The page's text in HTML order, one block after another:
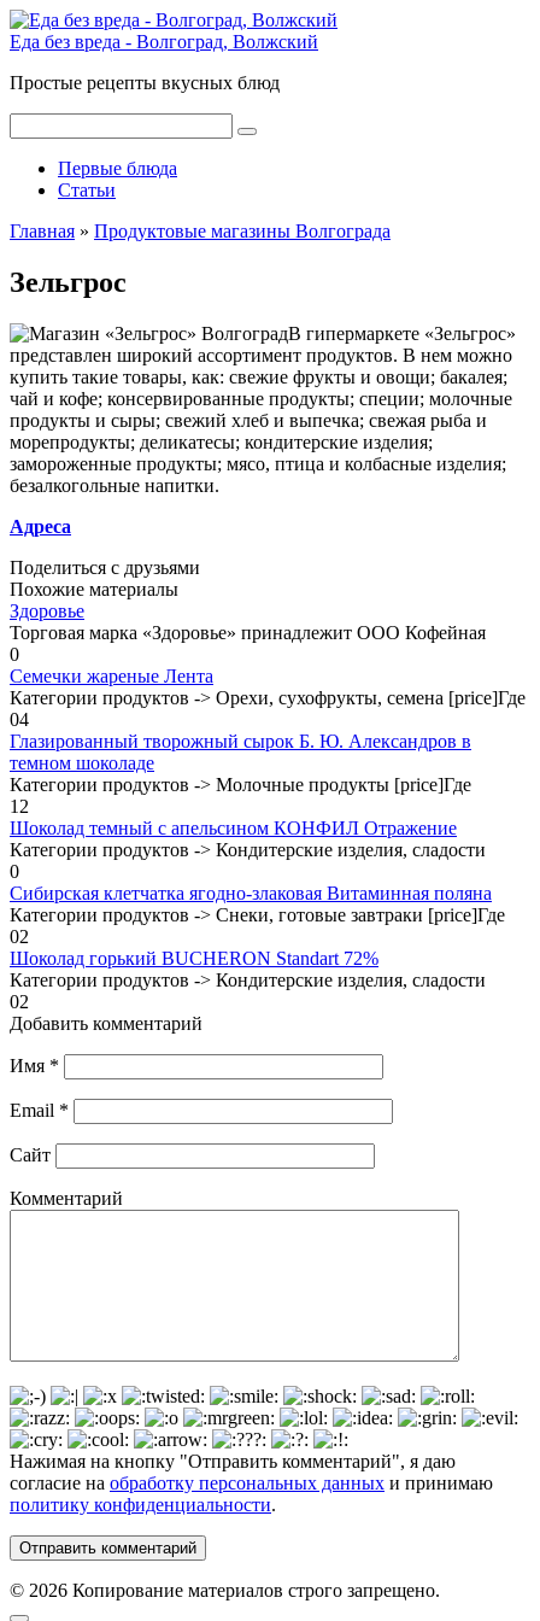
Перейти
к
Еда без вреда - Волгоград, Волжский
Простые рецепты вкусных блюд
Первые блюда
Статьи
Главная » Продуктовые магазины Волгограда
Зельгрос
В гипермаркете «Зельгрос»
представлен широкий ассортимент продуктов. В нем можно
купить такие товары, как: свежие фрукты и овощи; бакалея;
чай и кофе; консервированные продукты; специи; молочные
продукты и сыры; свежий хлеб и выпечка; свежая рыба и
морепродукты; деликатесы; кондитерские изделия;
замороженные продукты; мясо, птица и колбасные изделия;
безалкогольные напитки.
Адреса
Поделиться с друзьями
Похожие материалы
Здоровье
Торговая марка «Здоровье» принадлежит ООО Кофейная
0
Семечки жареные Лента
Категории продуктов -> Орехи, сухофрукты, семена [price]Где
04
Глазированный творожный сырок Б. Ю. Александров в
темном шоколаде
Категории продуктов -> Молочные продукты [price]Где
1 2
Шоколад темный с апельсином КОНФИЛ Отражение
Категории продуктов -> Кондитерские изделия, сладости
0
Сибирская клетчатка ягодно-злаковая Витаминная поляна
Категории продуктов -> Снеки, готовые завтраки [price]Где
02
Шоколад горький BUCHERON Standart 72%
Категории продуктов -> Кондитерские изделия, сладости
02
Добавить комментарий
Имя *
Email *
Сайт
Комментарий
Нажимая на кнопку "Отправить комментарий", я даю
согласие на обработку персональных данных и принимаю
политику конфиденциальности.
© 2026 Копирование материалов строго запрещено.